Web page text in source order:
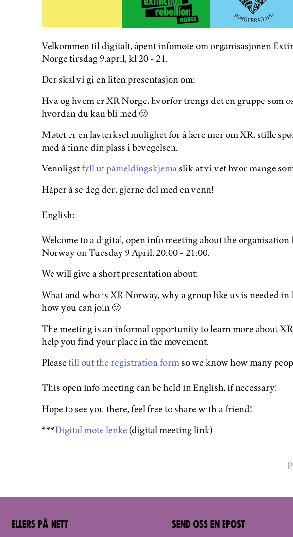
Velkommen til digitalt, åpent infomøte om organisasjonen
Norge tirsdag 9.april, kl 20 - 21.
Der skal vi gi en liten presentasjon om:
Hva og hvem er XR Norge, hvorfor trengs det en gruppe som
hvordan du kan bli med 🙂
Møtet er en lavterksel mulighet for å lære mer om XR, stille
med å finne din plass i bevegelsen.
Vennligst fyll ut påmeldingskjema slik at vi vet hvor mange
Håper å se deg der, gjerne del med en venn!
English:
Welcome to a digital, open info meeting about the
Norway on Tuesday 9 April, 20:00 - 21:00.
We will give a short presentation about:
What and who is XR Norway, why a group like us is needed in
how you can join 🙂
The meeting is an informal opportunity to learn more about
help you find your place in the movement.
Please fill out the registration form so we know how many
This open info meeting can be held in English, if necessary!
Hope to see you there, feel free to share with a friend!
***Digital møte lenke (digital meeting link)
ELLERS PÅ NETT SEND OSS EN EPOST